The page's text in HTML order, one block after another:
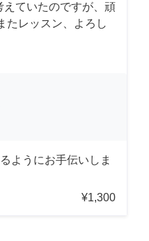
えていたのですが、頑
たレッスン、よろし
ようにお手伝いしま
¥1,300